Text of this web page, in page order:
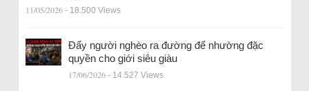
11/05/2026 - 18.500 Views
Đẩy người nghèo ra đường để nhường đặc
quyền cho giới siêu giàu
17/06/2026 - 14.527 Views